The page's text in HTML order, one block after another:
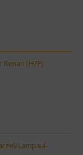
Renan (H/F)
Lampaul-